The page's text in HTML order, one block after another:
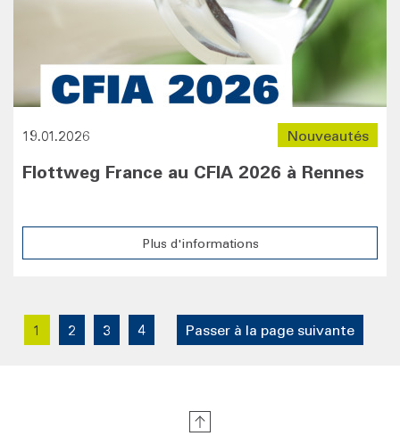
Nouveautés
19.01.2026
Flottweg France au CFIA 2026 à Rennes
Plus d'informations
1 2 3 4